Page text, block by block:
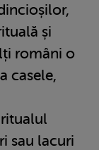
și
români o
casele,
sau lacuri